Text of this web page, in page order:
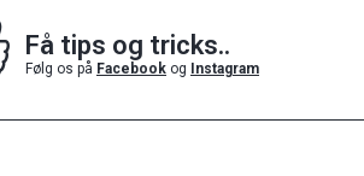
Få tips og tricks..
Følg os på Facebook og Instagram